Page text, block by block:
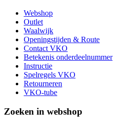
Webshop
Outlet
Waalwijk
Openingstijden & Route
Contact VKO
Betekenis onderdeelnummer
Instructie
Spelregels VKO
Retourneren
VKO-tube
Zoeken in webshop